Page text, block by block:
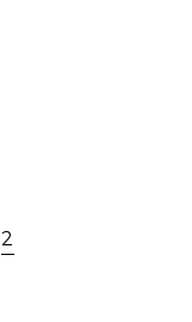
2